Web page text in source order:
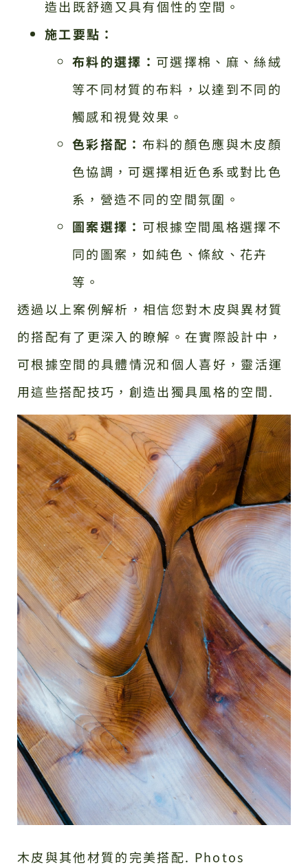
造出既舒適又具有個性的空間。
施工要點：
布料的選擇： 可選擇棉、麻、絲絨
等不同材質的布料，以達到不同的
觸感和視覺效果。
色彩搭配： 布料的顏色應與木皮顏
色協調，可選擇相近色系或對比色
系，營造不同的空間氛圍。
圖案選擇： 可根據空間風格選擇不
同的圖案，如純色、條紋、花卉
等。
透過以上案例解析，相信您對木皮與異材質
的搭配有了更深入的瞭解。在實際設計中，
可根據空間的具體情況和個人喜好，靈活運
用這些搭配技巧，創造出獨具風格的空間.
木皮與其他材質的完美搭配. Photos